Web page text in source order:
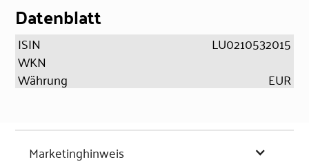
Datenblatt
ISIN
LU0210532015
WKN
Währung
EUR
Marketinghinweis